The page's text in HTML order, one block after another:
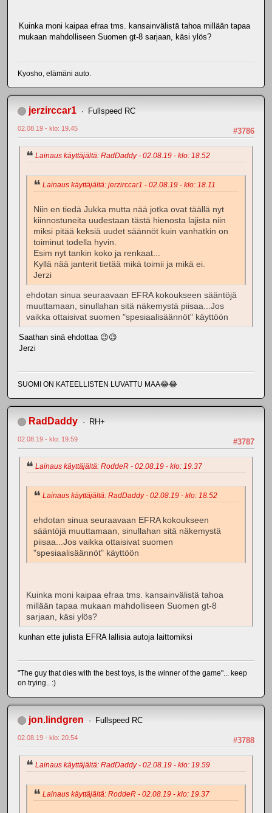
Kuinka moni kaipaa efraa tms. kansainvälistä tahoa millään tapaa
mukaan mahdolliseen Suomen gt-8 sarjaan, käsi ylös?
Kyosho, elämäni auto.
jerzirccar1 Fullspeed RC
#3786
02.08.19 - klo: 19.45
Lainaus käyttäjältä: RadDaddy - 02.08.19 - klo: 18.52
Lainaus käyttäjältä: jerzirccar1 - 02.08.19 - klo: 18.11
Niin en tiedä Jukka mutta nää jotka ovat täällä nyt
kiinnostuneita uudestaan tästä hienosta lajista niin
miksi pitää keksiä uudet säännöt kuin vanhatkin on
toiminut todella hyvin.
Esim nyt tankin koko ja renkaat...
Kyllä nää janterit tietää mikä toimii ja mikä ei.
Jerzi
ehdotan sinua seuraavaan EFRA kokoukseen sääntöjä
muuttamaan, sinullahan sitä näkemystä piisaa...Jos
vaikka ottaisivat suomen "spesiaalisäännöt" käyttöön
Saathan sinä ehdottaa 😉😉
Jerzi
SUOMI ON KATEELLISTEN LUVATTU MAA😂😂
RadDaddy RH+
#3787
02.08.19 - klo: 19.59
Lainaus käyttäjältä: RoddeR - 02.08.19 - klo: 19.37
Lainaus käyttäjältä: RadDaddy - 02.08.19 - klo: 18.52
ehdotan sinua seuraavaan EFRA kokoukseen
sääntöjä muuttamaan, sinullahan sitä näkemystä
piisaa...Jos vaikka ottaisivat suomen
"spesiaalisäännöt" käyttöön
Kuinka moni kaipaa efraa tms. kansainvälistä tahoa
millään tapaa mukaan mahdolliseen Suomen gt-8
sarjaan, käsi ylös?
kunhan ette julista EFRA lallisia autoja laittomiksi
"The guy that dies with the best toys, is the winner of the game"... keep
on trying.. :)
jon.lindgren Fullspeed RC
#3788
02.08.19 - klo: 20.54
Lainaus käyttäjältä: RadDaddy - 02.08.19 - klo: 19.59
Lainaus käyttäjältä: RoddeR - 02.08.19 - klo: 19.37